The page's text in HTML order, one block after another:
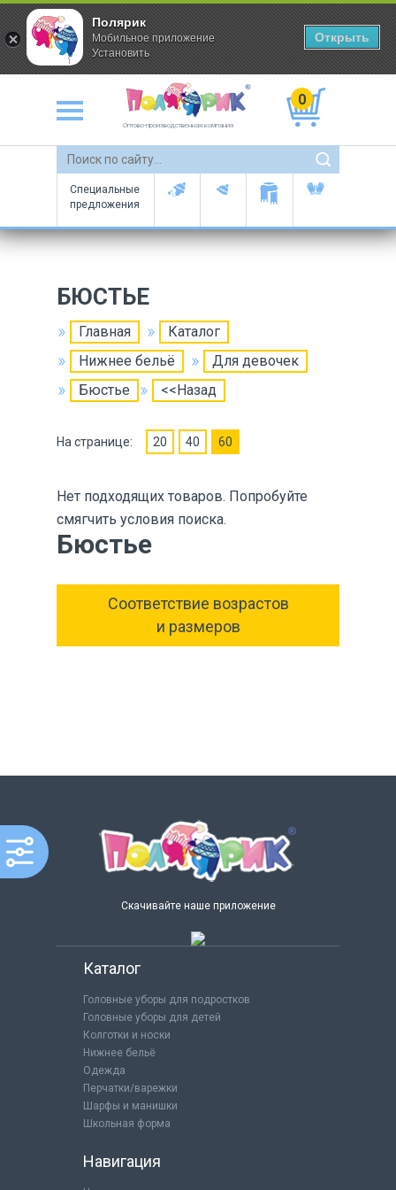
Оптово-производственная компания
0
Специальные
предложения
БЮСТЬЕ
Главная
Каталог
Нижнее бельё
Для девочек
Бюстье
<<Назад
На странице: 20 40 60
Нет подходящих товаров. Попробуйте
смягчить условия поиска.
Бюстье
Соответствие возрастов
и размеров
Скачивайте наше приложение
Каталог
Головные уборы для подростков
Головные уборы для детей
Колготки и носки
Нижнее бельё
Одежда
Перчатки/варежки
Шарфы и манишки
Школьная форма
Навигация
Полярик
Мобильное приложение
Установить
Открыть